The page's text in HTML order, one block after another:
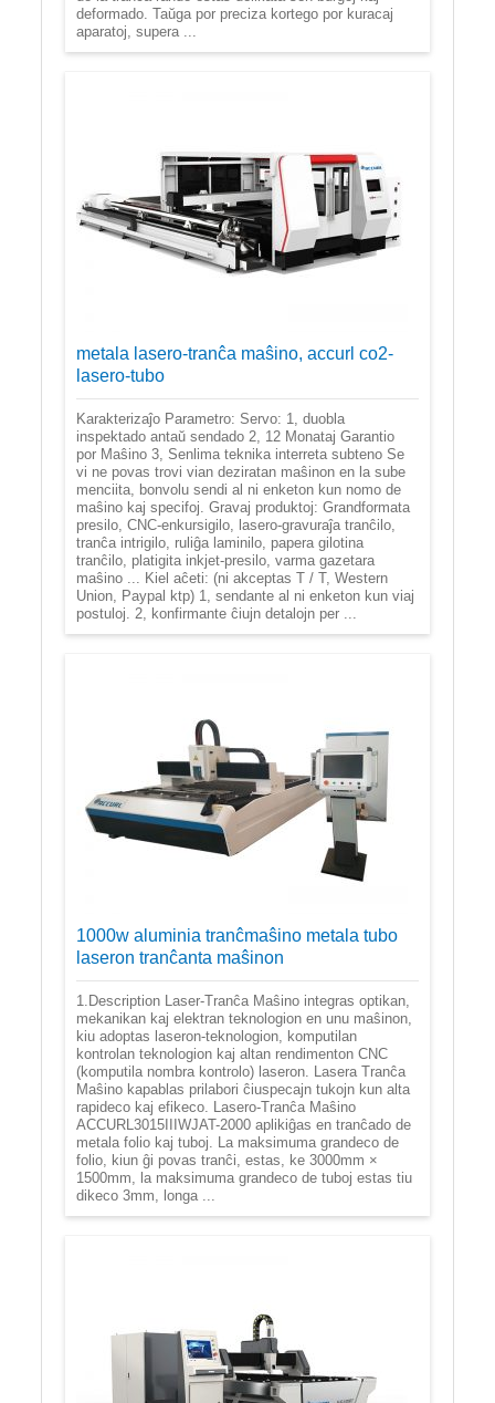
deformado. Taŭga por preciza kortego por kuracaj
aparatoj, supera ...
metala lasero-tranĉa maŝino, accurl co2-
lasero-tubo
Karakterizaĵo Parametro: Servo: 1, duobla
inspektado antaŭ sendado 2, 12 Monataj Garantio
por Maŝino 3, Senlima teknika interreta subteno Se
vi ne povas trovi vian deziratan maŝinon en la sube
menciita, bonvolu sendi al ni enketon kun nomo de
maŝino kaj specifoj. Gravaj produktoj: Grandformata
presilo, CNC-enkursigilo, lasero-gravuraĵa tranĉilo,
tranĉa intrigilo, ruliĝa laminilo, papera gilotina
tranĉilo, platigita inkjet-presilo, varma gazetara
maŝino ... Kiel aĉeti: (ni akceptas T / T, Western
Union, Paypal ktp) 1, sendante al ni enketon kun viaj
postuloj. 2, konfirmante ĉiujn detalojn per ...
1000w aluminia tranĉmaŝino metala tubo
laseron tranĉanta maŝinon
1.Description Laser-Tranĉa Maŝino integras optikan,
mekanikan kaj elektran teknologion en unu maŝinon,
kiu adoptas laseron-teknologion, komputilan
kontrolan teknologion kaj altan rendimenton CNC
(komputila nombra kontrolo) laseron. Lasera Tranĉa
Maŝino kapablas prilabori ĉiuspecajn tukojn kun alta
rapideco kaj efikeco. Lasero-Tranĉa Maŝino
ACCURL3015IIIWJAT-2000 aplikiĝas en tranĉado de
metala folio kaj tuboj. La maksimuma grandeco de
folio, kiun ĝi povas tranĉi, estas, ke 3000mm ×
1500mm, la maksimuma grandeco de tuboj estas tiu
dikeco 3mm, longa ...